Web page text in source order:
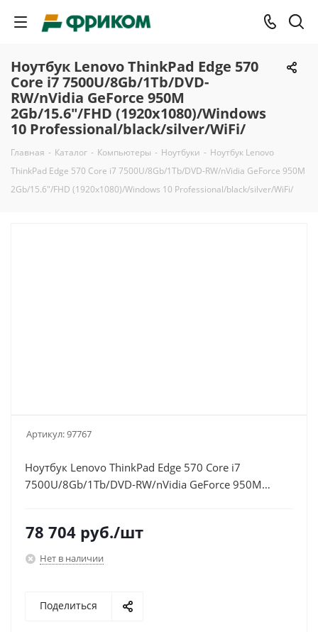
Ноутбук Lenovo ThinkPad Edge 570
Core i7 7500U/8Gb/1Tb/DVD-
RW/nVidia GeForce 950M
2Gb/15.6"/FHD (1920x1080)/Windows
10 Professional/black/silver/WiFi/
Главная - Каталог - Компьютеры - Ноутбуки - Ноутбук Lenovo
ThinkPad Edge 570 Core i7 7500U/8Gb/1Tb/DVD-RW/nVidia GeForce 950M
2Gb/15.6"/FHD (1920x1080)/Windows 10 Professional/black/silver/WiFi/
Артикул:97767
Ноутбук Lenovo ThinkPad Edge 570 Core i7
7500U/8Gb/1Tb/DVD-RW/nVidia GeForce 950M
78 704 руб./шт
Нет в наличии
Поделиться